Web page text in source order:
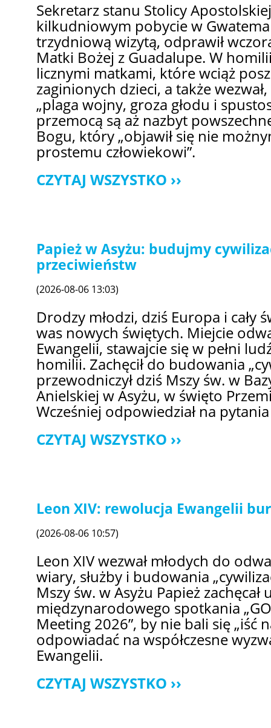
Sekretarz stanu Stolicy
kilkudniowym pobycie w
trzydniową wizytą, odprawił
Matki Bożej z Guadalupe. W
licznymi matkami, które wciąż
zaginionych dzieci, a także
„plaga wojny, groza głodu i
przemocą są aż nazbyt
Bogu, który „objawił się nie
prostemu człowiekowi”.
CZYTAJ WSZYSTKO
Papież w Asyżu: budujmy
przeciwieństw
(2026-08-06 13:03)
Drodzy młodzi, dziś Europa i cały
was nowych świętych. Miejcie
Ewangelii, stawajcie się w pełni
homilii. Zachęcił do budowania
przewodniczył dziś Mszy św. w
Anielskiej w Asyżu, w święto
Wcześniej odpowiedział na
CZYTAJ WSZYSTKO
Leon XIV: rewolucja Ewangelii
(2026-08-06 10:57)
Leon XIV wezwał młodych do
wiary, służby i budowania
Mszy św. w Asyżu Papież zachęcał
międzynarodowego spotkania
Meeting 2026”, by nie bali się „iść
odpowiadać na współczesne
Ewangelii.
CZYTAJ WSZYSTKO